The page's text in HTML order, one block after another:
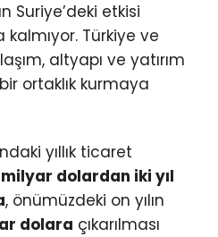
Suriye’deki etkisi
Türkiye ve
altyapı ve yatırım
ortaklık kurmaya
yıllık ticaret
milyar dolardan iki yıl
, önümüzdeki on yılın
dolara çıkarılması